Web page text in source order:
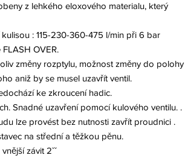
z lehkého eloxového materialu, který
: 115-230-360-475 l/min při 6 bar
OVER.
změny rozptylu, možnost změny do polohy
aniž by se musel uzavřít ventil.
ke zkroucení hadic.
Snadné uzavření pomocí kulového ventilu. .
lze provést bez nutnosti zavřít proudnici .
na střední a těžkou pěnu.
závit 2ˇˇ